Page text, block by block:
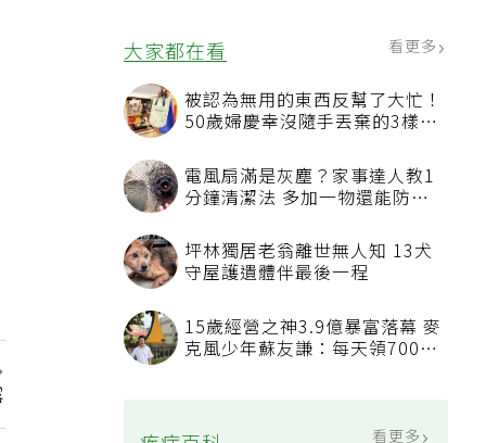
大家都在看 看更多
被認為無用的東西反幫了大忙！
50歲婦慶幸沒隨手丟棄的3樣物
電風扇滿是灰塵？家事達人教1
分鐘清潔法 多加一物還能防髒
坪林獨居老翁離世無人知 13犬
守屋護遺體伴最後一程
15歲經營之神3.9億暴富落幕 麥
克風少年蘇友謙：每天領700元